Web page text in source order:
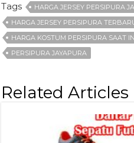
Tags
HARGA JERSEY PERSIPURA
HARGA JERSEY PERSIPURA
HARGA KOSTUM PERSIPURA SAAT
PERSIPURA JAYAPURA
Related Articles